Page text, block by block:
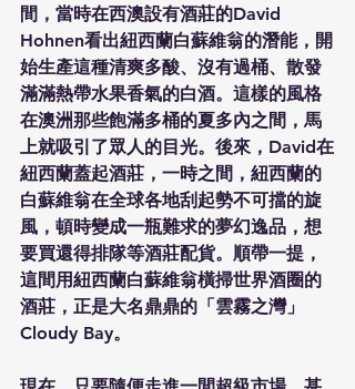
間，當時在西澳設有酒莊的David
Hohnen看出紐西蘭白蘇維翁的潛能，開
始生產這種清爽多酸、沒有過桶、散發
滿滿熱帶水果香氣的白酒。這樣的風格
在澳洲那些飽滿多桶的夏多內之間，馬
上就吸引了眾人的目光。後來，David在
紐西蘭蓋起酒莊，一時之間，紐西蘭的
白蘇維翁在全球各地刮起勢不可擋的旋
風，頓時變成一瓶難求的夢幻逸品，想
要買還得排隊等酒莊配貨。順帶一提，
這間用紐西蘭白蘇維翁橫掃世界酒圈的
酒莊，正是大名鼎鼎的「雲霧之灣」
Cloudy Bay。